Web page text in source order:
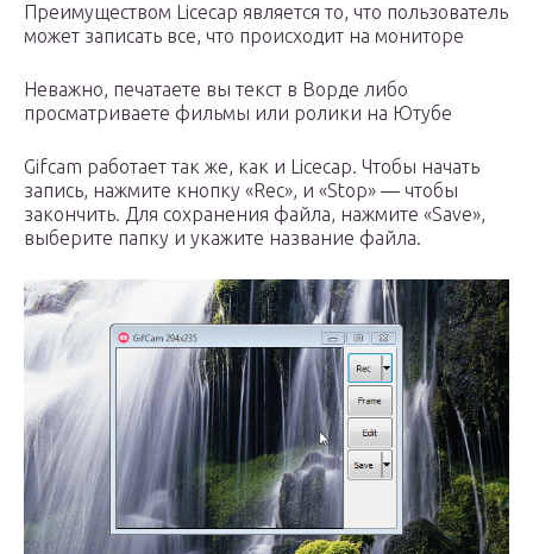
Преимуществом Licecap является то, что пользователь
может записать все, что происходит на мониторе
Неважно, печатаете вы текст в Ворде либо
просматриваете фильмы или ролики на Ютубе
Gifcam работает так же, как и Licecap. Чтобы начать
запись, нажмите кнопку «Rec», и «Stop» — чтобы
закончить. Для сохранения файла, нажмите «Save»,
выберите папку и укажите название файла.